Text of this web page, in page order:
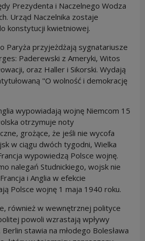
Prezydenta i Naczelnego Wodza
Urząd Naczelnika zostaje
konstytucji kwietniowej.
Paryża przyjeżdżają sygnatariusze
Paderewski z Ameryki, Witos
oraz Haller i Sikorski. Wydają
"O wolność i demokrację
wypowiadają wojnę Niemcom 15
otrzymuje noty
grożące, że jeśli nie wycofa
w ciągu dwóch tygodni, Wielka
wypowiedzą Polsce wojnę.
nalegań Studnickiego, wojsk nie
i Anglia w efekcie
Polsce wojnę 1 maja 1940 roku.
również w wewnętrznej polityce
powoli wzrastają wpływy
Berlin stawia na młodego Bolesława